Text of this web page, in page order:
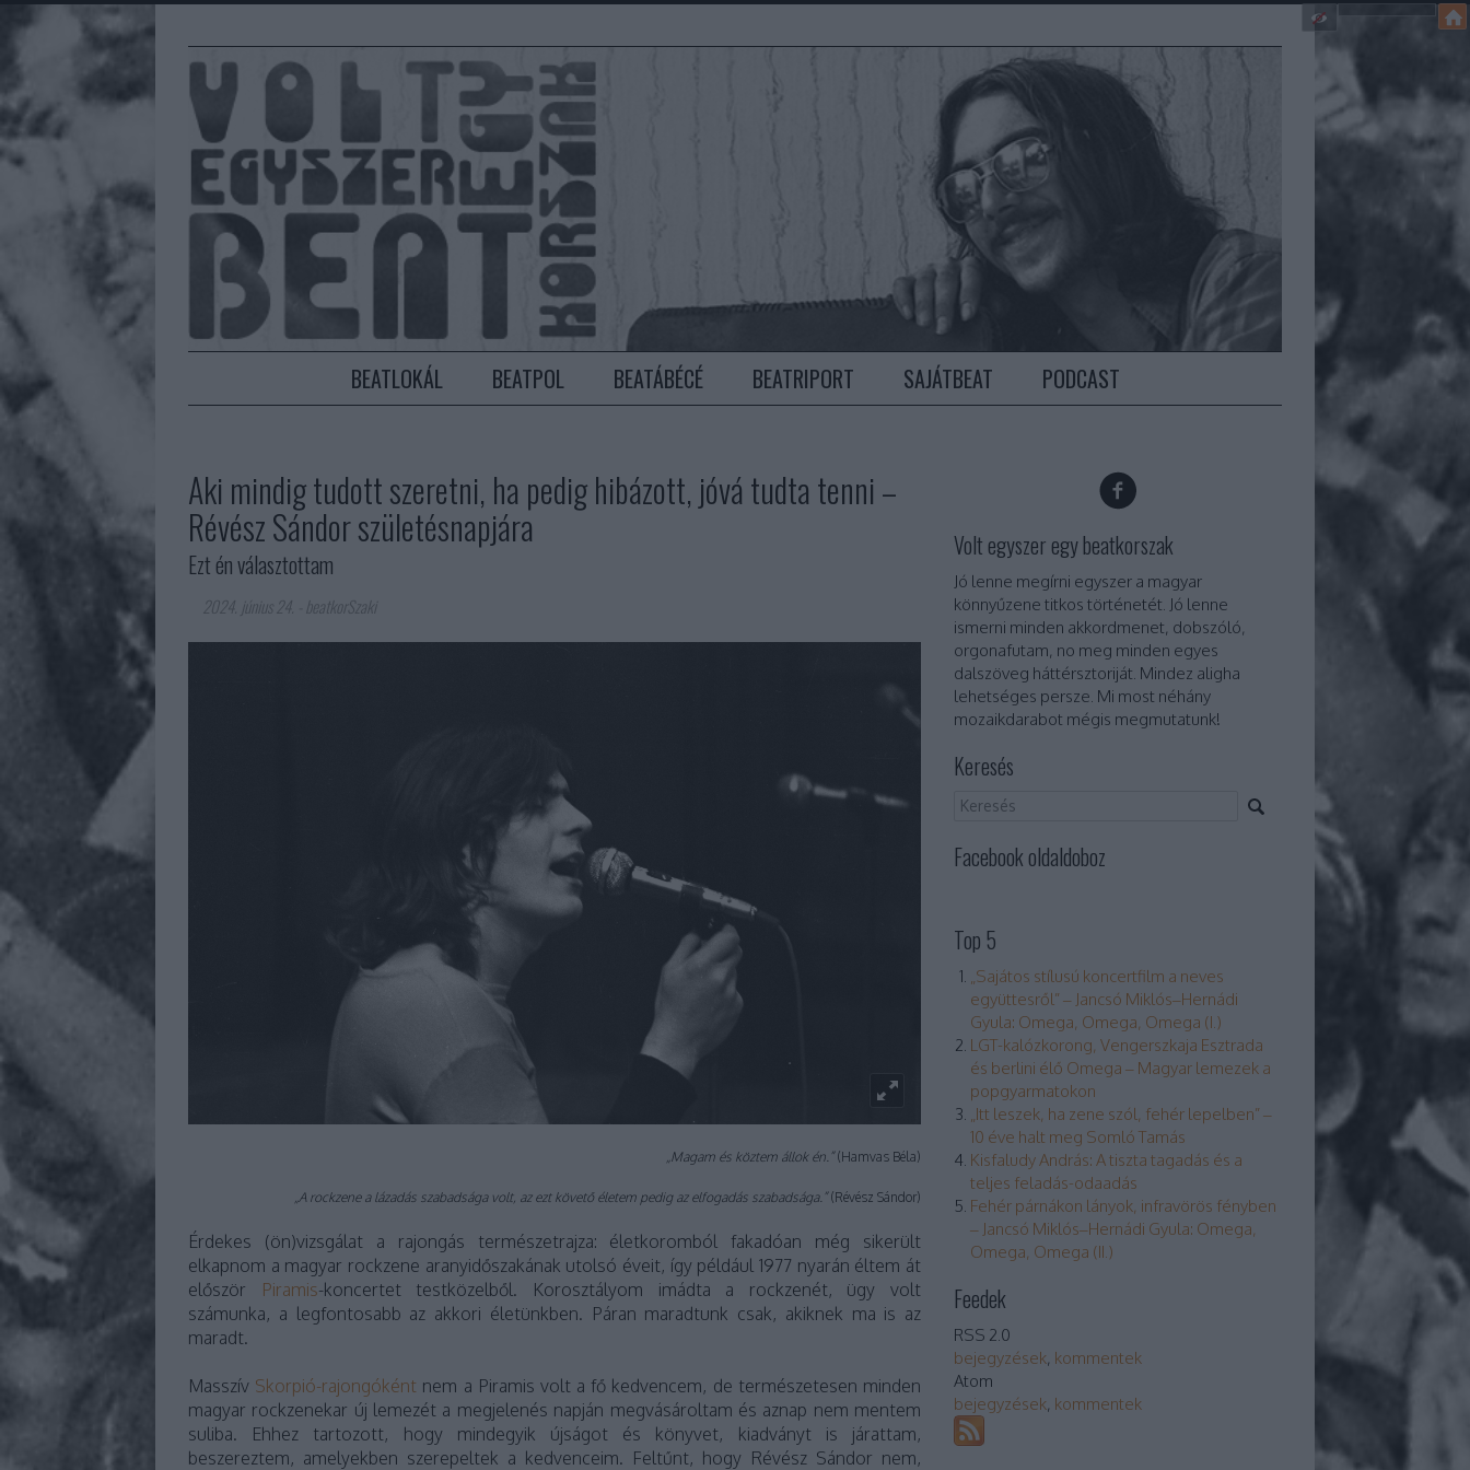
BEATLOKÁL BEATPOL BEATÁBÉCÉ BEATRIPORT SAJÁTBEAT PODCAST
Aki mindig tudott szeretni, ha pedig hibázott, jóvá tudta tenni –
Révész Sándor születésnapjára
Ezt én választottam
2024. június 24. beatkorSzaki
„Magam és köztem állok én.”(Hamvas Béla)
„A rockzene a lázadás szabadsága volt, az ezt követő életem pedig az elfogadás szabadsága.”(Révész Sándor)
Érdekes (ön)vizsgálat a rajongás természetrajza: életkoromból fakadóan még sikerült
elkapnom a magyar rockzene aranyidőszakának utolsó éveit, így például 1977 nyarán éltem át
először
Piramis-koncertet testközelből. Korosztályom imádta a rockzenét, ügy volt
számunka, a legfontosabb az akkori életünkben. Páran maradtunk csak, akiknek ma is az
maradt.
Masszív Skorpió-rajongóként nem a Piramis volt a fő kedvencem, de természetesen minden
magyar rockzenekar új lemezét a megjelenés napján megvásároltam és aznap nem mentem
suliba. Ehhez tartozott, hogy mindegyik újságot és könyvet, kiadványt is járattam,
beszereztem, amelyekben szerepeltek a kedvenceim. Feltűnt, hogy Révész Sándor nem,
Volt egyszer egy beatkorszak
Jó lenne megírni egyszer a magyar
könnyűzene titkos történetét. Jó lenne
ismerni minden akkordmenet, dobszóló,
orgonafutam, no meg minden egyes
dalszöveg háttérsztoriját. Mindez aligha
lehetséges persze. Mi most néhány
mozaikdarabot mégis megmutatunk!
Keresés
Facebook oldaldoboz
Top 5
„Sajátos stílusú koncertfilm a neves
együttesről” – Jancsó Miklós–Hernádi
Gyula: Omega, Omega, Omega (I.)
LGT-kalózkorong, Vengerszkaja Esztrada
és berlini élő Omega – Magyar lemezek a
popgyarmatokon
„Itt leszek, ha zene szól, fehér lepelben” –
10 éve halt meg Somló Tamás
Kisfaludy András: A tiszta tagadás és a
teljes feladás-odaadás
Fehér párnákon lányok, infravörös fényben
– Jancsó Miklós–Hernádi Gyula: Omega,
Omega, Omega (II.)
Feedek
RSS 2.0
bejegyzések, kommentek
Atom
bejegyzések, kommentek